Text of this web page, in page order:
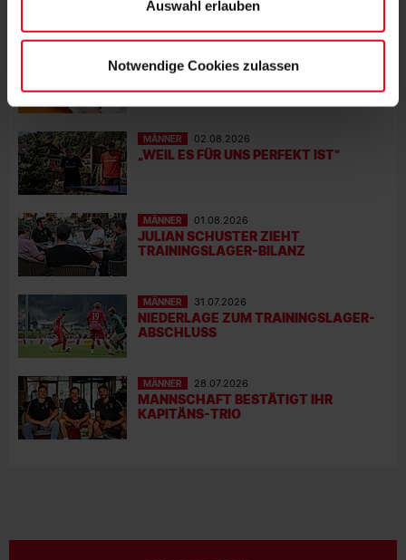
Auswahl erlauben
Notwendige Cookies zulassen
03.08.2026
CONFERENCE-LEAGUE-PLAYOFFS
GEGEN HELSINKI ODER MOTHERWELL
MÄNNER 02.08.2026
„WEIL ES FÜR UNS PERFEKT IST“
MÄNNER 01.08.2026
JULIAN SCHUSTER ZIEHT
TRAININGSLAGER-BILANZ
MÄNNER 31.07.2026
NIEDERLAGE ZUM TRAININGSLAGER-
ABSCHLUSS
MÄNNER 28.07.2026
MANNSCHAFT BESTÄTIGT IHR
KAPITÄNS-TRIO